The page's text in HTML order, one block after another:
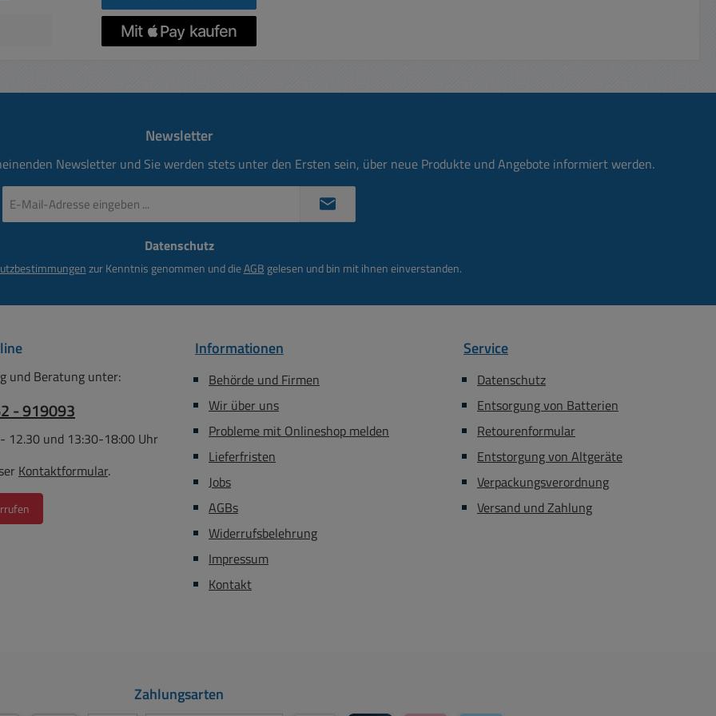
folgt
mit
1 =
2 =
E
0,50Kg
als
Newsletter
Newsletter und Sie werden stets unter den Ersten sein, über neue Produkte und Angebote informiert werden.
Mail-
Datenschutz
zur Kenntnis genommen und dieAGB gelesen und bin mit ihnen einverstanden.
und Beratung unter:
- 919093
12.30 und 13:30-18:00 Uhr
Kontaktformular.
Informationen
Behörde und Firmen
Wir über uns
Probleme mit Onlineshop melden
Lieferfristen
Jobs
AGBs
Widerrufsbelehrung
Impressum
Kontakt
Service
Datenschutz
Entsorgung von Batterien
Retourenformular
Entstorgung von Altgeräte
Verpackungsverordnung
Versand und Zahlung
Zahlungsarten